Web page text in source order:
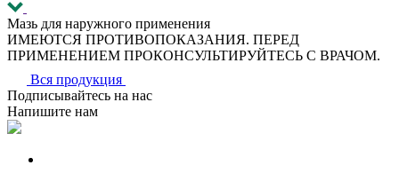
Мазь для наружного применения
ИМЕЮТСЯ ПРОТИВОПОКАЗАНИЯ. ПЕРЕД
ПРИМЕНЕНИЕМ ПРОКОНСУЛЬТИРУЙТЕСЬ С ВРАЧОМ.
Вся продукция
Подписывайтесь на нас
Напишите нам